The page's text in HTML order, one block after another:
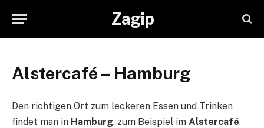
Zagip
Alstercafé – Hamburg
Den richtigen Ort zum leckeren Essen und Trinken
findet man in Hamburg, zum Beispiel im Alstercafé.